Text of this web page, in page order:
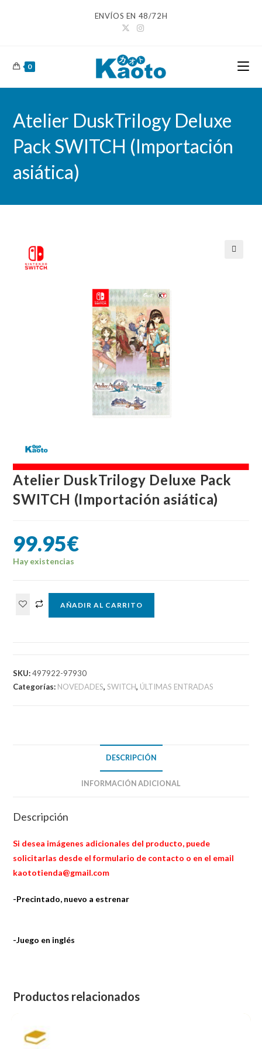
ENVÍOS EN 48/72H
0
Atelier DuskTrilogy Deluxe
Pack SWITCH (Importación
asiática)
Atelier DuskTrilogy Deluxe Pack
SWITCH (Importación asiática)
99.95€
Hay existencias
Atelier
(Importación
asiática)
AÑADIR AL CARRITO
SKU:497922-97930
Categorías: NOVEDADES,SWITCH, ÚLTIMAS ENTRADAS
DESCRIPCIÓN
INFORMACIÓN ADICIONAL
Descripción
Si desea imágenes adicionales del producto, puede
solicitarlas desde el formulario de contacto o en el email
kaototienda@gmail.com
-Precintado, nuevo a estrenar
-Juego en inglés
Productos relacionados